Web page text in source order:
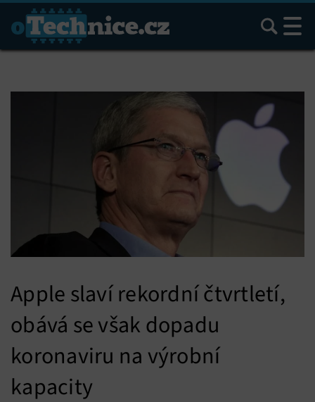
Hledat
Apple slaví rekordní čtvrtletí,
obává se však dopadu
koronaviru na výrobní
kapacity